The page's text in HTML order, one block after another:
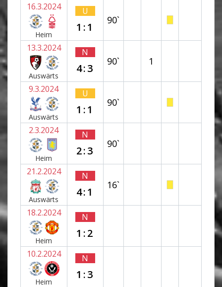
16.3.2024
Heim
U
1:1
90`
13.3.2024
Auswärts
N
4:3
90` 1
9.3.2024
Auswärts
U
1:1
90`
2.3.2024
Heim
N
2:3
90`
21.2.2024
Auswärts
N
4:1
16`
18.2.2024
Heim
N
1:2
10.2.2024
Heim
N
1:3